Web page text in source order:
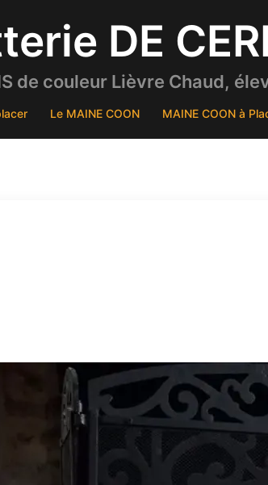
DE
de couleur Lièvre Chaud,
Le MAINE COON MAINE COON à